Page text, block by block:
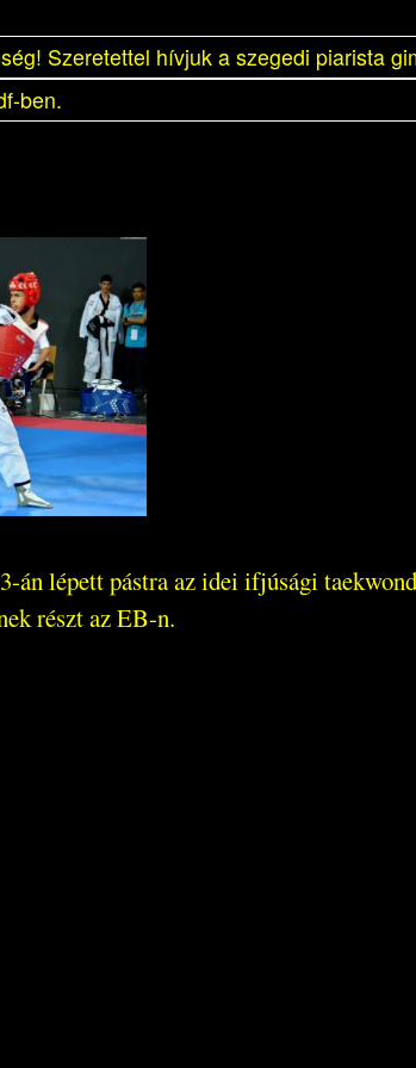
Szeretettel hívjuk a szegedi piarista
ben.
án lépett pástra az idei ifjúsági
részt az EB-n.